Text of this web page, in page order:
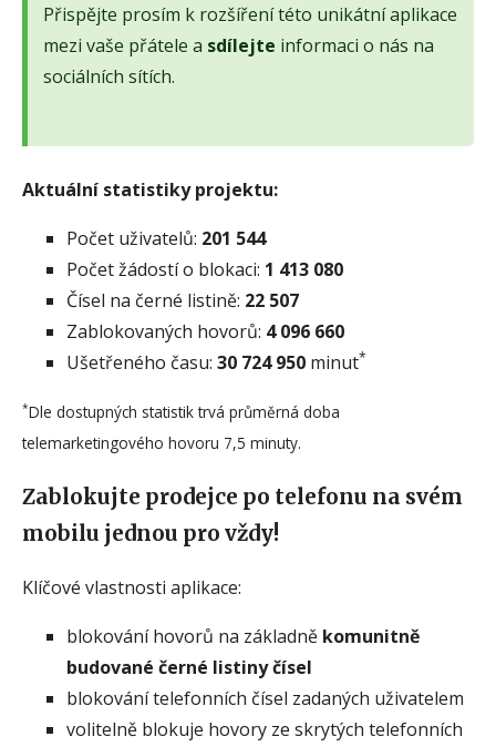
Přispějte prosím k rozšíření této unikátní aplikace
mezi vaše přátele a sdílejte informaci o nás na
sociálních sítích.
Aktuální statistiky projektu:
Počet uživatelů: 201 544
Počet žádostí o blokaci: 1 413 080
Čísel na černé listině: 22 507
Zablokovaných hovorů: 4 096 660
Ušetřeného času: 30 724 950 minut*
*Dle dostupných statistik trvá průměrná doba
telemarketingového hovoru 7,5 minuty.
Zablokujte prodejce po telefonu na svém
mobilu jednou pro vždy!
Klíčové vlastnosti aplikace:
blokování hovorů na základně komunitně
budované černé listiny čísel
blokování telefonních čísel zadaných uživatelem
volitelně blokuje hovory ze skrytých telefonních